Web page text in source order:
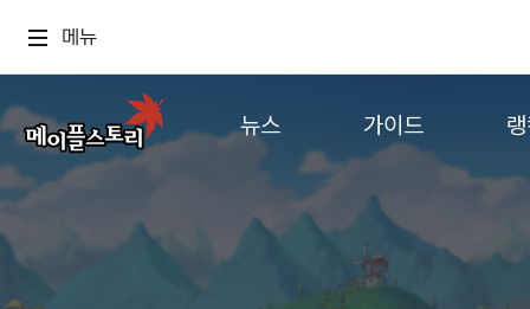
메뉴
뉴스
공지사항
업데이트
캐시샵 공지
가이드
게임정보
직업소개
확률형 아이템
NEXON NOW